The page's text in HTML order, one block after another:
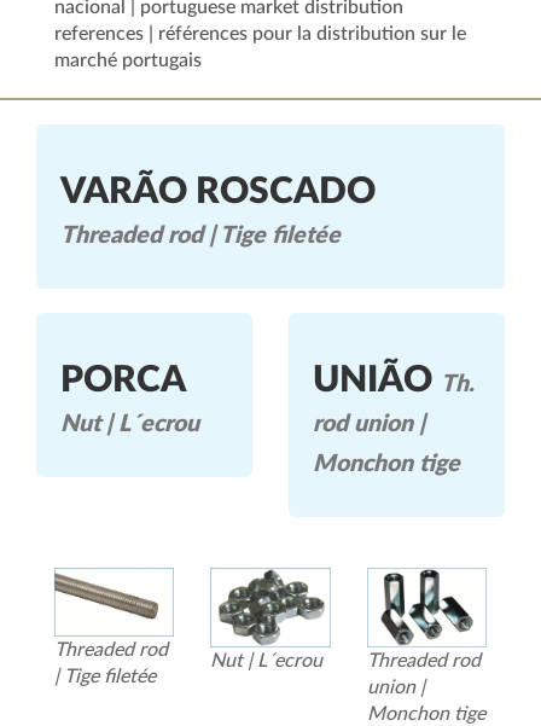
nacional | portuguese market distribution
references | références pour la distribution sur le
marché portugais
VARÃO ROSCADO
Threaded rod | Tige filetée
PORCA
Nut | L´ecrou
UNIÃO Th.
rod union |
Monchon tige
Threaded rod
| Tige filetée
Nut | L´ecrou
Threaded rod
union |
Monchon tige